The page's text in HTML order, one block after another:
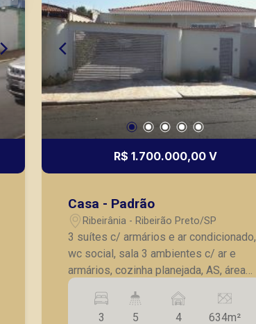
R$ 1.700.000,00 V
Casa - Padrão
Ribeirânia - Ribeirão Preto/SP
3 suítes c/ armários e ar condicionado,
wc social, sala 3 ambientes c/ ar e
armários, cozinha planejada, AS, área
com piscina, churrasqueira e lago com
peixes, escritórios c/ armários, 4 vagas
de garagem.
3 5 4 634m²